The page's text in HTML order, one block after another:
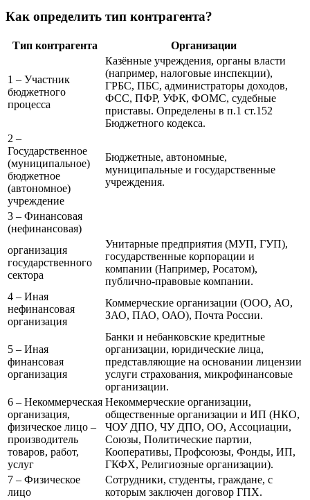
Как определить тип контрагента?
Тип контрагента Организации
1 – Участник
бюджетного
процесса
Казённые учреждения, органы власти
(например, налоговые инспекции),
ГРБС, ПБС, администраторы доходов,
ФСС, ПФР, УФК, ФОМС, судебные
приставы. Определены в п.1 ст.152
Бюджетного кодекса.
2 –
Государственное
(муниципальное)
бюджетное
(автономное)
учреждение
Бюджетные, автономные,
муниципальные и государственные
учреждения.
3 – Финансовая
(нефинансовая)
организация
государственного
сектора
Унитарные предприятия (МУП, ГУП),
государственные корпорации и
компании (Например, Росатом),
публично-правовые компании.
4 – Иная
нефинансовая
организация
Коммерческие организации (ООО, АО,
ЗАО, ПАО, ОАО), Почта России.
5 – Иная
финансовая
организация
Банки и небанковские кредитные
организации, юридические лица,
представляющие на основании лицензии
услуги страхования, микрофинансовые
организации.
6 – Некоммерческая
организация,
физическое лицо –
производитель
товаров, работ,
услуг
Некоммерческие организации,
общественные организации и ИП (НКО,
ЧОУ ДПО, ЧУ ДПО, ОО, Ассоциации,
Союзы, Политические партии,
Кооперативы, Профсоюзы, Фонды, ИП,
ГКФХ, Религиозные организации).
7 – Физическое
лицо
Сотрудники, студенты, граждане, с
которым заключен договор ГПХ.